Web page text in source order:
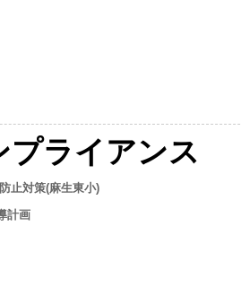
プライアンス
止対策(麻生東小)
計画